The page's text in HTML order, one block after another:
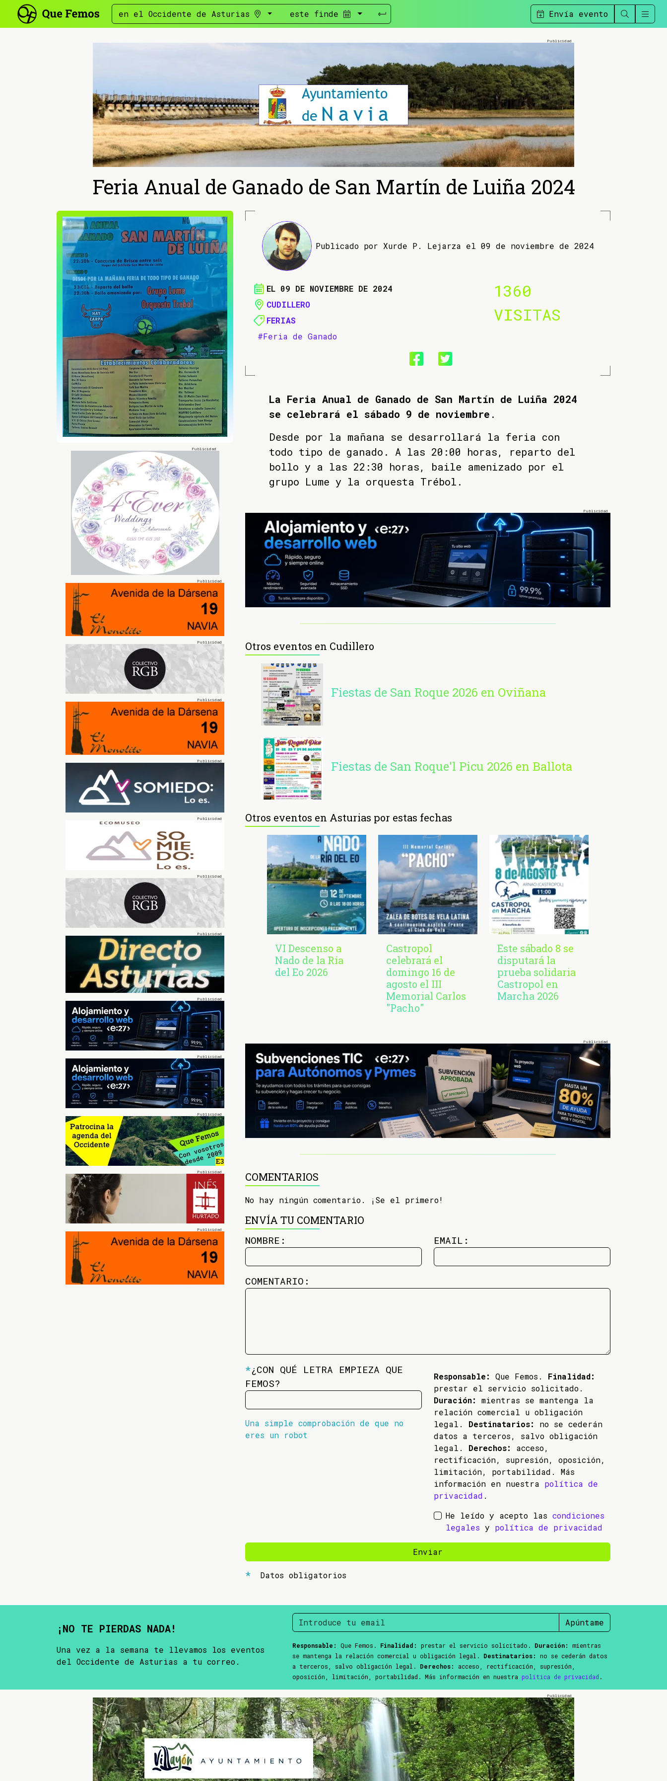
en el Occidente de Asturias este finde Envía evento
Feria Anual de Ganado de San Martín de Luiña 2024
Publicado por Xurde P. Lejarza el 09 de noviembre de 2024
EL 09 DE NOVIEMBRE DE 2024
CUDILLERO
FERIAS
#Feria de Ganado
1360
VISITAS
La Feria Anual de Ganado de San Martín de Luiña 2024
se celebrará el sábado 9 de noviembre .
Desde por la mañana se desarrollará la feria con
todo tipo de ganado. A las 20:00 horas, reparto del
bollo y a las 22:30 horas, baile amenizado por el
grupo Lume y la orquesta Trébol.
Otros eventos en Cudillero
Fiestas de San Roque 2026 en Oviñana
Fiestas de San Roque'l Picu 2026 en Ballota
Otros eventos en Asturias por estas fechas
VI Descenso a
Nado de la Ría
del Eo 2026
Castropol
celebrará el
domingo 16 de
agosto el III
Memorial Carlos
"Pacho"
Este sábado 8 se
disputará la
prueba solidaria
Castropol en
Marcha 2026
COMENTARIOS
No hay ningún comentario. ¡Se el primero!
ENVÍA TU COMENTARIO
NOMBRE: EMAIL:
COMENTARIO:
*¿CON QUÉ LETRA EMPIEZA QUE
FEMOS?
Una simple comprobación de que no
eres un robot
Responsable: Que Femos. Finalidad:
prestar el servicio solicitado.
Duración:
mientras se mantenga la
relación comercial u obligación
legal. Destinatarios:
no se cederán
datos a terceros, salvo obligación
legal. Derechos:
acceso,
rectificación, supresión, oposición,
limitación, portabilidad. Más
información en nuestra política de
privacidad .
He leído y acepto las condiciones
legales y política de privacidad
Enviar
Datos obligatorios
¡NO TE PIERDAS NADA!
Una vez a la semana te llevamos los eventos
del Occidente de Asturias a tu correo.
Apúntame
Responsable: Que Femos. Finalidad: prestar el servicio solicitado. Duración:
mientras
se mantenga la relación comercial u obligación legal. Destinatarios:
no se cederán datos
a terceros, salvo obligación legal. Derechos:
acceso, rectificación, supresión,
oposición, limitación, portabilidad. Más información en nuestra política de privacidad .